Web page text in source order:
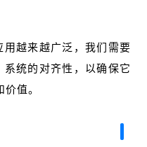
越来越广泛，我们需要
统的对齐性，以确保它
值。